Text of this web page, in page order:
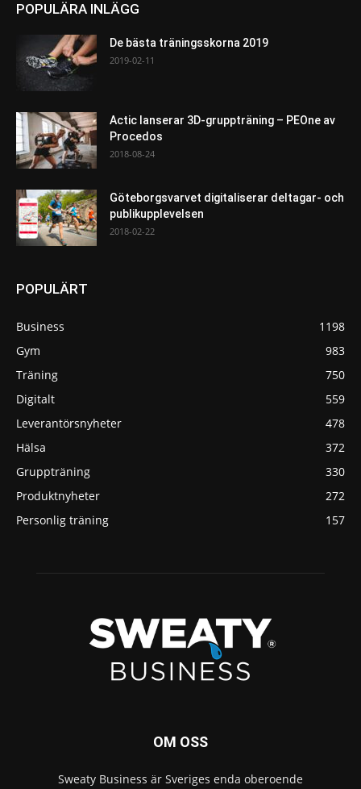
POPULÄRA INLÄGG
De bästa träningsskorna 2019
2019-02-11
Actic lanserar 3D-gruppträning – PEOne av
Procedos
2018-08-24
Göteborgsvarvet digitaliserar deltagar- och
publikupplevelsen
2018-02-22
POPULÄRT
Business
1198
Gym
983
Träning
750
Digitalt
559
Leverantörsnyheter
478
Hälsa
372
Gruppträning
330
Produktnyheter
272
Personlig träning
157
OM OSS
Sweaty Business är Sveriges enda oberoende